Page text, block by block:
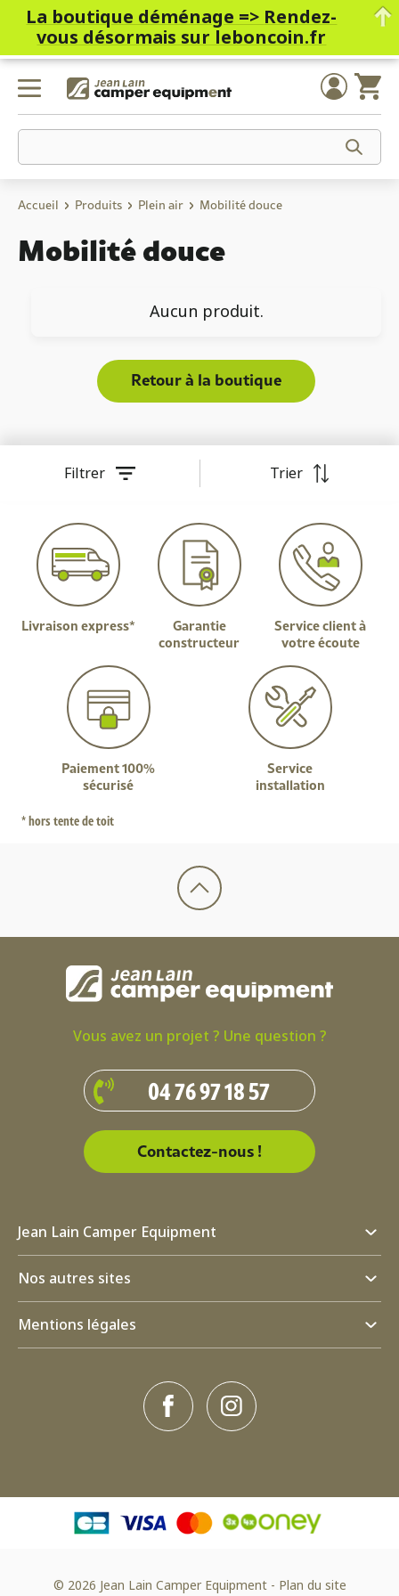
Skip
content
Accueil Produits Plein air Mobilité douce
Mobilité douce
Aucun produit.
Retour à la boutique
Filtrer Trier
Livraison express*
* hors tente de toit
Garantie
constructeur
Service client à
votre écoute
Paiement 100%
sécurisé
Service
installation
Vous avez un projet ? Une question ?
04 76 97 18 57
Contactez-nous !
Jean Lain Camper Equipment
Nos autres sites
Mentions légales
© 2026 Jean Lain Camper Equipment - Plan du site
La boutique déménage =>Rendez-
vous désormais sur leboncoin.fr